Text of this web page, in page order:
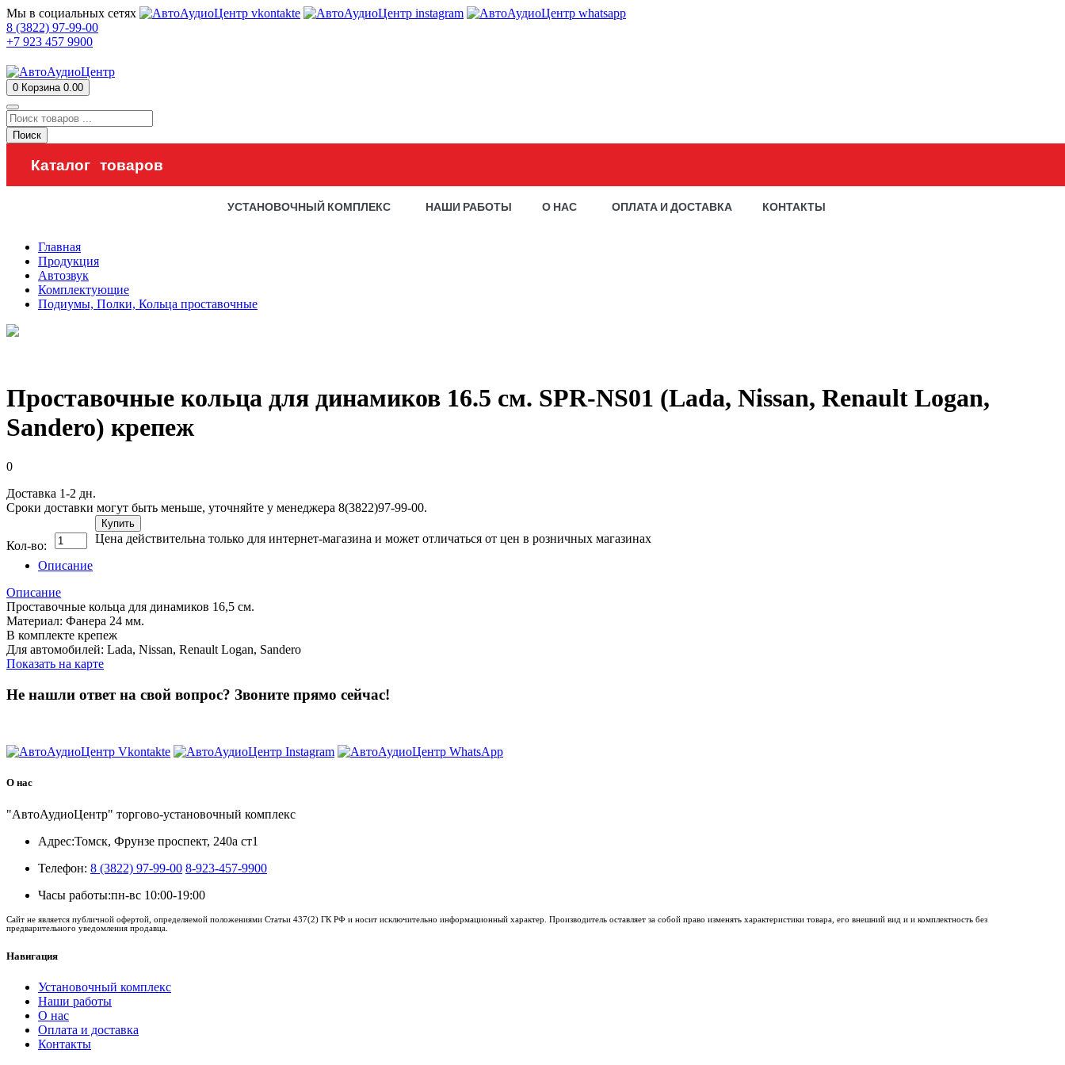
Мы в социальных сетях
8 (3822) 97-99-00
+7 923 457 9900
0 Корзина 0.00
Поиск
Каталог товаров
УСТАНОВОЧНЫЙ КОМПЛЕКС НАШИ РАБОТЫ О НАС ОПЛАТА И ДОСТАВКА КОНТАКТЫ
Главная
Продукция
Автозвук
Комплектующие
Подиумы, Полки, Кольца проставочные
Проставочные кольца для динамиков 16.5 см. SPR-NS01 (Lada, Nissan, Renault Logan,
Sandero) крепеж
0
Доставка 1-2 дн.
Сроки доставки могут быть меньше, уточняйте у менеджера 8(3822)97-99-00.
Кол-во:
Купить
Цена действительна только для интернет-магазина и может отличаться от цен в розничных магазинах
Описание
Описание
Проставочные кольца для динамиков 16,5 см.
Материал: Фанера 24 мм.
В комплекте крепеж
Для автомобилей: Lada, Nissan, Renault Logan, Sandero
Показать на карте
Не нашли ответ на свой вопрос? Звоните прямо сейчас!
О нас
"АвтоАудиоЦентр" торгово-установочный комплекс
Адрес:Томск, Фрунзе проспект, 240а ст1
Телефон: 8 (3822) 97-99-00 8-923-457-9900
Часы работы:пн-вс 10:00-19:00
Сайт не является публичной офертой, определяемой положениями Статьи 437(2) ГК РФ и носит исключительно информационный характер. Производитель оставляет за собой право изменять характеристики товара, его внешний вид и и комплектность без
предварительного уведомления продавца.
Навигация
Установочный комплекс
Наши работы
О нас
Оплата и доставка
Контакты